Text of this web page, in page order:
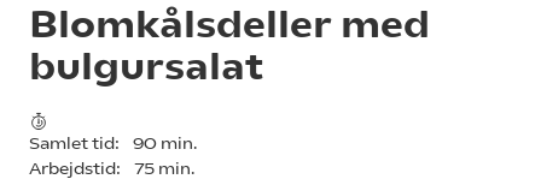
Blomkålsdeller med
bulgursalat
Samlet tid:
90 min.
Arbejdstid:
75 min.